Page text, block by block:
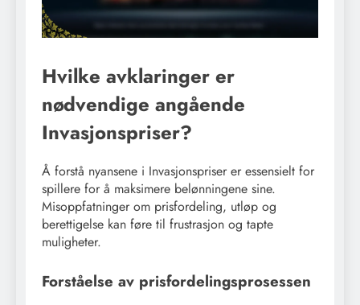
Hvilke avklaringer er
nødvendige angående
Invasjonspriser?
Å forstå nyansene i Invasjonspriser er essensielt for
spillere for å maksimere belønningene sine.
Misoppfatninger om prisfordeling, utløp og
berettigelse kan føre til frustrasjon og tapte
muligheter.
Forståelse av prisfordelingsprosessen